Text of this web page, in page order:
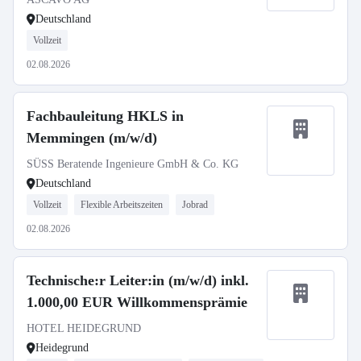
Deutschland
Vollzeit
02.08.2026
Fachbauleitung HKLS in
Memmingen (m/w/d)
SÜSS Beratende Ingenieure GmbH & Co. KG
Deutschland
Vollzeit Flexible Arbeitszeiten Jobrad
02.08.2026
Technische:r Leiter:in (m/w/d) inkl.
1.000,00 EUR Willkommensprämie
HOTEL HEIDEGRUND
Heidegrund